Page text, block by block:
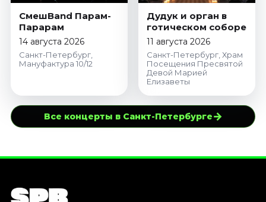
СмешBand Парам-
Парарам
14 августа 2026
Санкт-Петербург,
Мануфактура 10/12
Дудук и орган в
готическом соборе
11 августа 2026
Санкт-Петербург, Храм
Посещения Пресвятой
Девой Марией
Елизаветы
Все концерты в Санкт-Петербурге→